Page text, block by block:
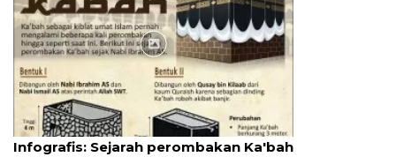
Infografik
Infografis: Sejarah perombakan Ka'bah